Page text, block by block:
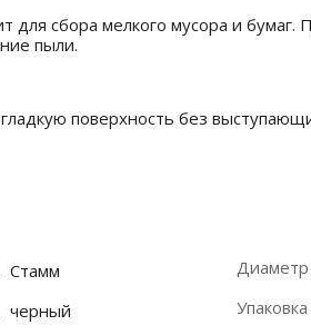
для сбора мелкого мусора и
пыли.
поверхность без
Стамм
черный
Диаметр